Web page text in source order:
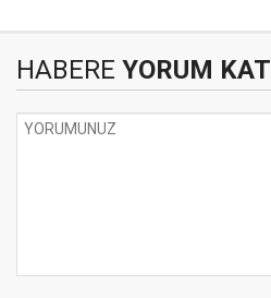
HABERE YORUM KAT